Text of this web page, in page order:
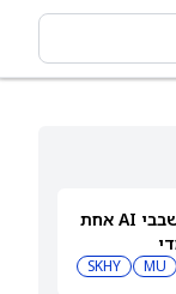
מיקרון או SK hynix: מניית שבבי AI אחת
MU
SKHY